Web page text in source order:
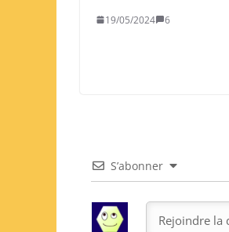
19/05/2024 6
S’abonner